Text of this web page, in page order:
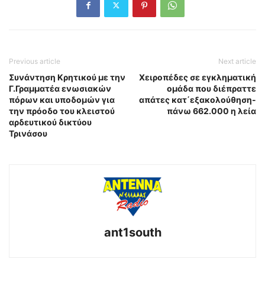
Previous article
Συνάντηση Κρητικού με την
Γ.Γραμματέα ενωσιακών
πόρων και υποδομών για
την πρόοδο του κλειστού
αρδευτικού δικτύου
Τρινάσου
Next article
Χειροπέδες σε εγκληματική
ομάδα που διέπραττε
απάτες κατ΄εξακολούθηση-
πάνω 662.000 η λεία
ant1south